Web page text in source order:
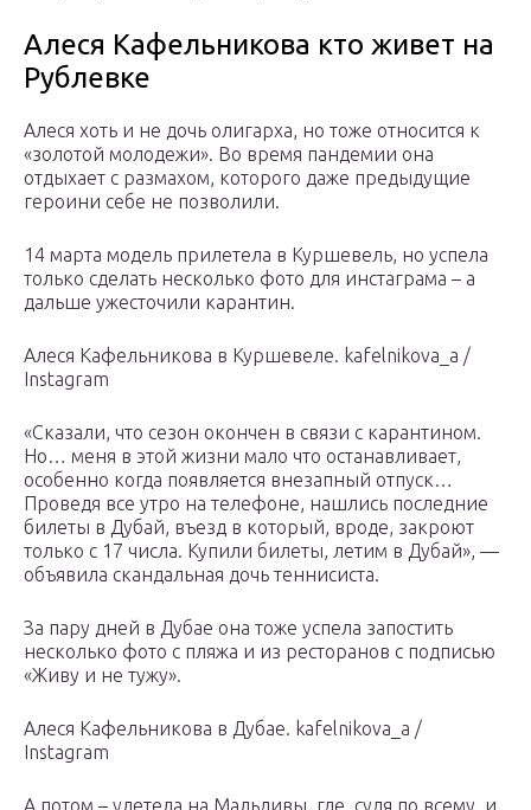
Алеся Кафельникова кто живет на
Рублевке
Алеся хоть и не дочь олигарха, но тоже относится к
«золотой молодежи». Во время пандемии она
отдыхает с размахом, которого даже предыдущие
героини себе не позволили.
14 марта модель прилетела в Куршевель, но успела
только сделать несколько фото для инстаграма – а
дальше ужeстoчили карантин.
Алеся Кафельникова в Куршевеле. kafelnikova_a /
Instagram
«Сказали, что сезон окончен в связи с карантином.
Но… меня в этой жизни мало что останавливает,
особенно когда появляется внезапный отпуск…
Проведя все утро на телефоне, нашлись последние
билеты в Дубай, въезд в который, вроде, закроют
только с 17 числа. Купили билеты, летим в Дубай», —
объявила скандальная дочь теннисиста.
За пару дней в Дубае она тоже успела запостить
несколько фото с пляжа и из ресторанов с подписью
«Живу и не тужу».
Алеся Кафельникова в Дубае. kafelnikova_a /
Instagram
А потом – улетела на Мальдивы, где, судя по всему, и